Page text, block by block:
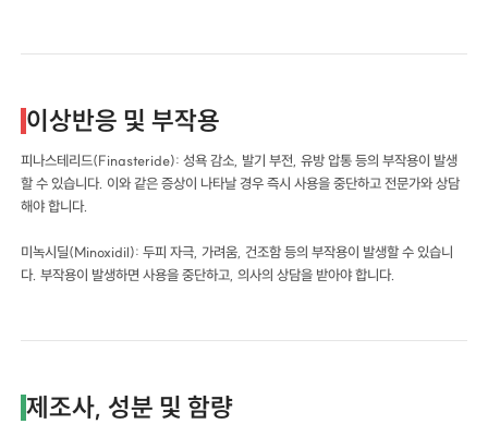
이상반응 및 부작용
피나스테리드(Finasteride): 성욕 감소, 발기 부전, 유방 압통 등의 부작용이 발생
할 수 있습니다. 이와 같은 증상이 나타날 경우 즉시 사용을 중단하고 전문가와 상담
해야 합니다.
미녹시딜(Minoxidil): 두피 자극, 가려움, 건조함 등의 부작용이 발생할 수 있습니
다. 부작용이 발생하면 사용을 중단하고, 의사의 상담을 받아야 합니다.
제조사, 성분 및 함량